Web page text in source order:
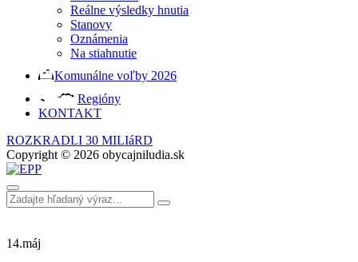
Reálne výsledky hnutia
Stanovy
Oznámenia
Na stiahnutie
Komunálne voľby 2026
Regióny
KONTAKT
ROZKRADLI 30 MILIáRD
Copyright © 2026 obycajniludia.sk
14.máj